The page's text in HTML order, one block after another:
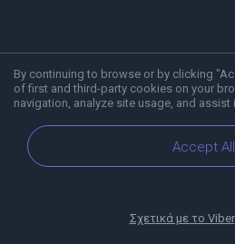
By continuing to browse or by clicking
of first and third-party cookies on your
navigation, analyze site usage, and assist
Accept All
Σχετικά με το Viber